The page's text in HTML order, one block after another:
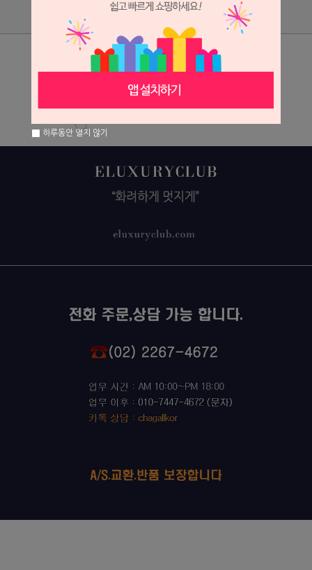
상품리뷰
상세 정보를 확대해 보실 수 있습니다.
하루동안 열지 않기